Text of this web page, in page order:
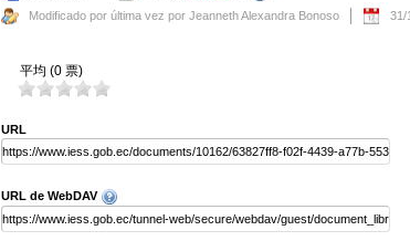
Modificado por última vez por Jeanneth Alexandra Bonoso
31/
平均 (0 票)
URL
URL de WebDAV